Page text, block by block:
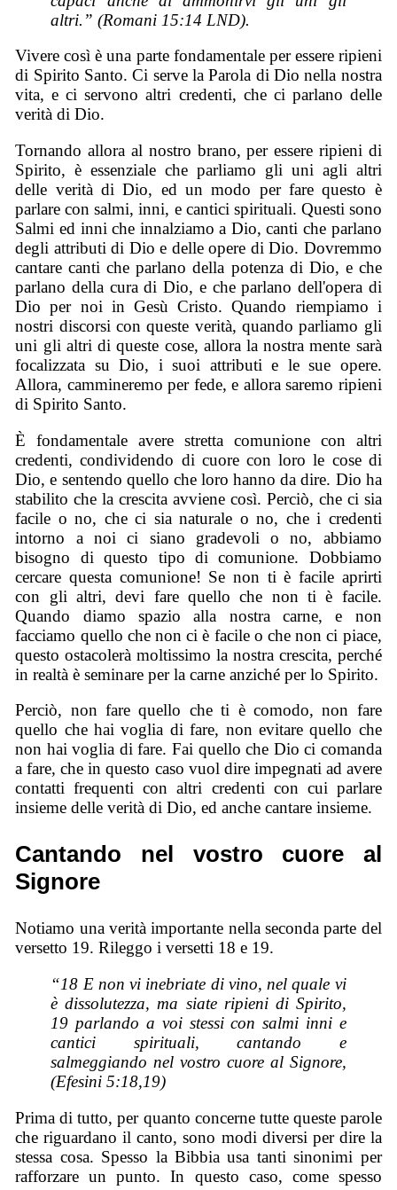
altri.” (Romani 15:14 LND).
Vivere così è una parte fondamentale per essere ripieni
di Spirito Santo. Ci serve la Parola di Dio nella nostra
vita, e ci servono altri credenti, che ci parlano delle
verità di Dio.
Tornando allora al nostro brano, per essere ripieni di
Spirito, è essenziale che parliamo gli uni agli altri
delle verità di Dio, ed un modo per fare questo è
parlare con salmi, inni, e cantici spirituali. Questi sono
Salmi ed inni che innalziamo a Dio, canti che parlano
degli attributi di Dio e delle opere di Dio. Dovremmo
cantare canti che parlano della potenza di Dio, e che
parlano della cura di Dio, e che parlano dell'opera di
Dio per noi in Gesù Cristo. Quando riempiamo i
nostri discorsi con queste verità, quando parliamo gli
uni gli altri di queste cose, allora la nostra mente sarà
focalizzata su Dio, i suoi attributi e le sue opere.
Allora, cammineremo per fede, e allora saremo ripieni
di Spirito Santo.
È fondamentale avere stretta comunione con altri
credenti, condividendo di cuore con loro le cose di
Dio, e sentendo quello che loro hanno da dire. Dio ha
stabilito che la crescita avviene così. Perciò, che ci sia
facile o no, che ci sia naturale o no, che i credenti
intorno a noi ci siano gradevoli o no, abbiamo
bisogno di questo tipo di comunione. Dobbiamo
cercare questa comunione! Se non ti è facile aprirti
con gli altri, devi fare quello che non ti è facile.
Quando diamo spazio alla nostra carne, e non
facciamo quello che non ci è facile o che non ci piace,
questo ostacolerà moltissimo la nostra crescita, perché
in realtà è seminare per la carne anziché per lo Spirito.
Perciò, non fare quello che ti è comodo, non fare
quello che hai voglia di fare, non evitare quello che
non hai voglia di fare. Fai quello che Dio ci comanda
a fare, che in questo caso vuol dire impegnati ad avere
contatti frequenti con altri credenti con cui parlare
insieme delle verità di Dio, ed anche cantare insieme.
Cantando nel vostro cuore al
Signore
Notiamo una verità importante nella seconda parte del
versetto 19. Rileggo i versetti 18 e 19.
“18 E non vi inebriate di vino, nel quale vi
è dissolutezza, ma siate ripieni di Spirito,
19 parlando a voi stessi con salmi inni e
cantici spirituali, cantando e
salmeggiando nel vostro cuore al Signore,
(Efesini 5:18,19)
Prima di tutto, per quanto concerne tutte queste parole
che riguardano il canto, sono modi diversi per dire la
stessa cosa. Spesso la Bibbia usa tanti sinonimi per
rafforzare un punto. In questo caso, come spesso